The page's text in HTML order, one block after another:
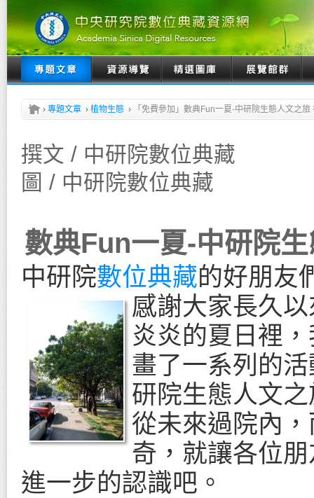
› 專題文章 › 植物生態 › 「免費參加」數典Fun一夏-中研院生態人文之
撰文 / 中研院數位典藏
圖 / 中研院數位典藏
數典Fun一夏-中研院
中研院數位典藏的好朋友
感謝大家長久
炎炎的夏日裡
畫了一系列的
研院生態人文
從未來過院內
奇，就讓各位
進一步的認識吧。